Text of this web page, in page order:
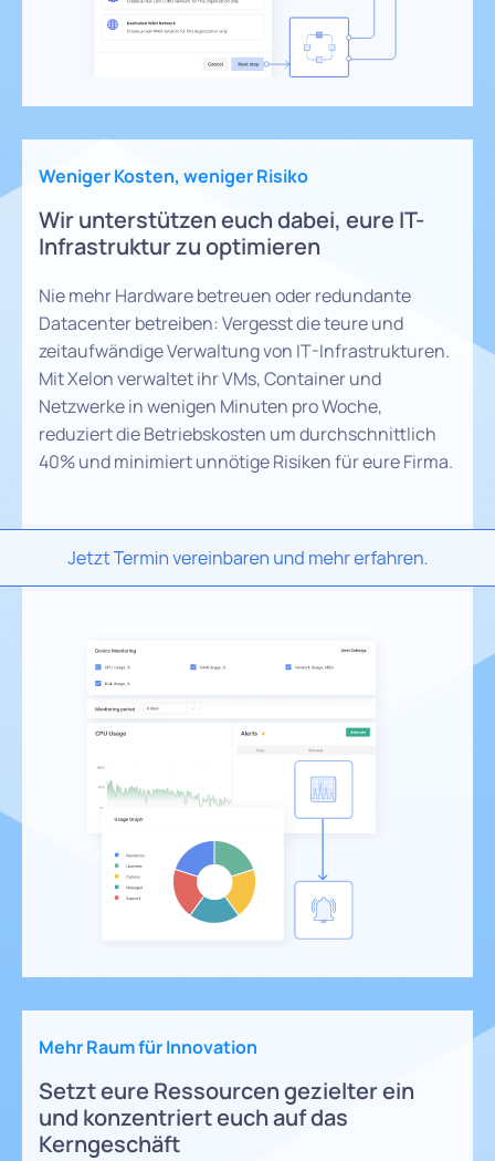
Weniger Kosten, weniger Risiko
Wir unterstützen euch dabei, eure IT-
Infrastruktur zu optimieren
Nie mehr Hardware betreuen oder redundante
Datacenter betreiben: Vergesst die teure und
zeitaufwändige Verwaltung von IT-Infrastrukturen.
Mit Xelon verwaltet ihr VMs, Container und
Netzwerke in wenigen Minuten pro Woche,
reduziert die Betriebskosten um durchschnittlich
40% und minimiert unnötige Risiken für eure Firma.
Mehr Raum für Innovation
Setzt eure Ressourcen gezielter ein
und konzentriert euch auf das
Kerngeschäft